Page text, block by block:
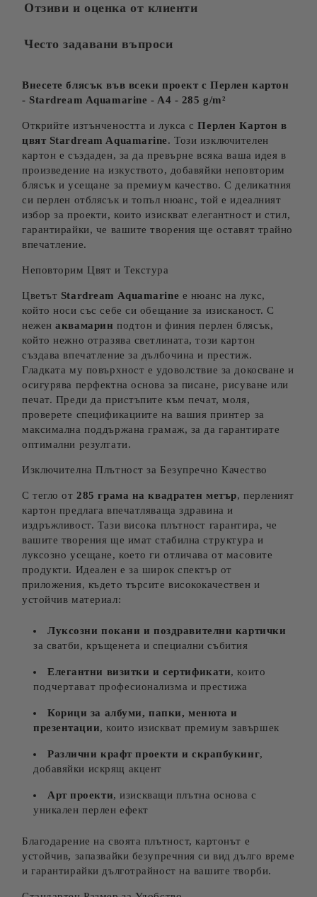
Отзиви и оценка от клиенти
Често задавани въпроси
Внесете блясък във всеки проект с Перлен картон
- Stardream Aquamarine - A4 - 285 g/m²
Открийте изтънчеността и лукса сПерлен Картон в
цвят Stardream Aquamarine. Този изключителен
картон е създаден, за да превърне всяка ваша идея в
произведение на изкуството, добавяйки неповторим
блясък и усещане за премиум качество. С деликатния
си перлен отблясък и топъл нюанс, той е идеалният
избор за проекти, които изискват елегантност и стил,
гарантирайки, че вашите творения ще оставят трайно
впечатление.
Неповторим Цвят и Текстура
Цветът Stardream Aquamarine е нюанс на лукс,
който носи със себе си обещание за изисканост. С
неженаквамарин подтон и финия перлен блясък,
който нежно отразява светлината, този картон
създава впечатление за дълбочина и престиж.
Гладката му повърхност е удоволствие за докосване и
осигурява перфектна основа за писане, рисуване или
печат. Преди да пристъпите към печат, моля,
проверете спецификациите на вашия принтер за
максимална поддържана грамаж, за да гарантирате
оптимални резултати.
Изключителна Плътност за Безупречно Качество
С тегло от 285 грама на квадратен метър, перленият
картон предлага впечатляваща здравина и
издръжливост. Тази висока плътност гарантира, че
вашите творения ще имат стабилна структура и
луксозно усещане, което ги отличава от масовите
продукти. Идеален е за широк спектър от
приложения, където търсите висококачествен и
устойчив материал:
Луксозни покани и поздравителни картички
за сватби, кръщенета и специални събития
Елегантни визитки и сертификати, които
подчертават професионализма и престижа
Корици за албуми, папки, менюта и
презентации, които изискват премиум завършек
Различни крафт проекти и скрапбукинг,
добавяйки искрящ акцент
Арт проекти, изискващи плътна основа с
уникален перлен ефект
Благодарение на своята плътност, картонът е
устойчив, запазвайки безупречния си вид дълго време
и гарантирайки дълготрайност на вашите творби.